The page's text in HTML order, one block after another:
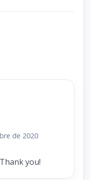
de 2020
you!